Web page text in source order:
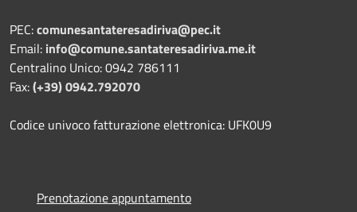
PEC:comunesantateresadiriva@pec.it
Email: info@comune.santateresadiriva.me.it
Centralino Unico: 0942 786111
Fax:(+39) 0942.792070
Codice univoco fatturazione elettronica: UFK0U9
Prenotazione appuntamento